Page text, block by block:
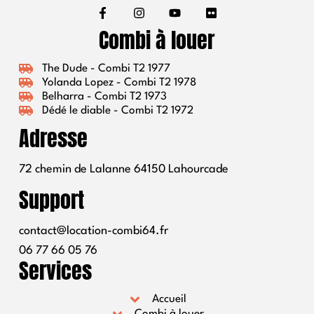
plus,
Arnaud
le
patron
est très
.
Combi à louer
The Dude - Combi T2 1977
Yolanda Lopez - Combi T2 1978
Belharra - Combi T2 1973
Dédé le diable - Combi T2 1972
Adresse
72 chemin de Lalanne 64150 Lahourcade
Support
contact@location-combi64.fr
06 77 66 05 76
Services
Accueil